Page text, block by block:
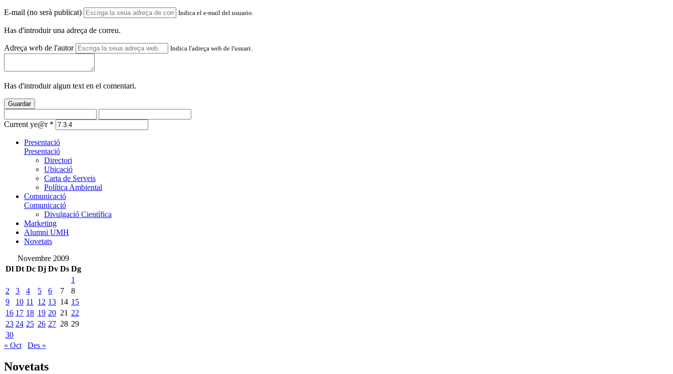
E-mail (no serà publicat) Indica el e-mail del usuario.
Has d'introduir una adreça de correu.
Adreça web de l'autor Indica l'adreça web de l'usuari.
Has d'introduir algun text en el comentari.
Guardar
Current ye@r *
Presentació
Presentació
Directori
Ubicació
Carta de Serveis
Política Ambiental
Comunicació
Comunicació
Divulgació Científica
Marketing
Alumni UMH
Novetats
Novembre 2009
Dl Dt Dc Dj Dv Ds Dg
1
2
3 4 5 6 7
8
9
10 11 12 13 14 15
16 17 18 19 20 21 22
23 24 25 26 27 28 29
30
« Oct
Des »
Novetats